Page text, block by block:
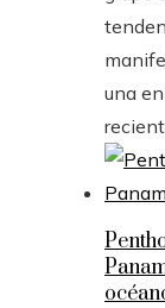
una